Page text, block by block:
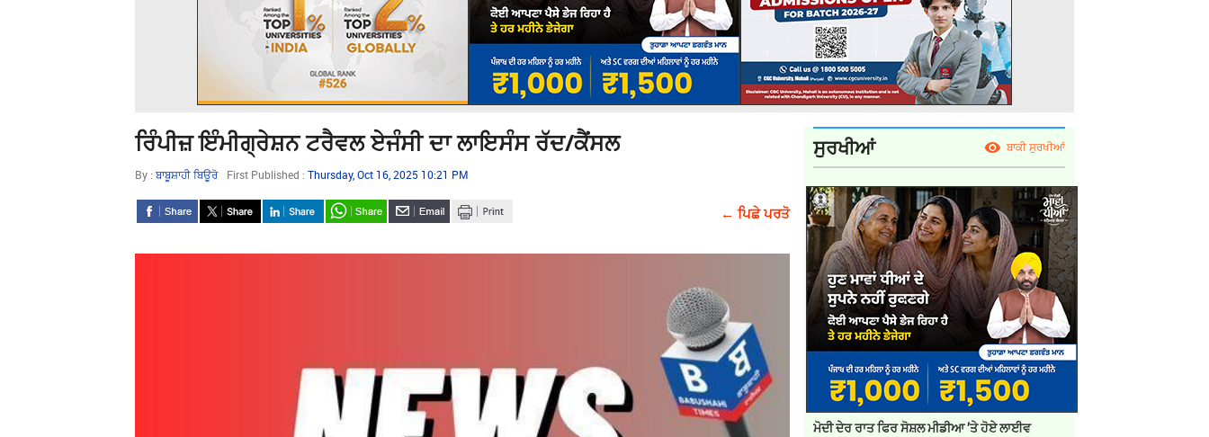
ਰਿੰਪੀਜ਼ ਇੰਮੀਗ੍ਰੇਸ਼ਨ ਟਰੈਵਲ ਏਜੰਸੀ ਦਾ ਲਾਇਸੰਸ ਰੱਦ/ਕੈਂਸਲ
By : ਬਾਬੂਸ਼ਾਹੀ ਬਿਊਰੋ First Published : Thursday, Oct 16, 2025 10:21 PM
← ਪਿਛੇ ਪਰਤੋ
ਸੁਰਖੀਆਂ ਬਾਕੀ ਸੁਰਖੀਆਂ
ਮੋਦੀ ਦੇਰ ਰਾਤ ਫਿਰ ਸੋਸ਼ਲ ਮੀਡੀਆ ’ਤੇ ਹੋਏ ਲਾਈਵ